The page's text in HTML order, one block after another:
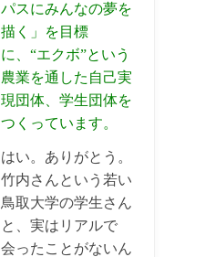
パスにみんなの夢を
描く」を目標
に、“エクボ”という
農業を通した自己実
現団体、学生団体を
つくっています。
はい。ありがとう。
竹内さんという若い
鳥取大学の学生さん
と、実はリアルで
会ったことがないん